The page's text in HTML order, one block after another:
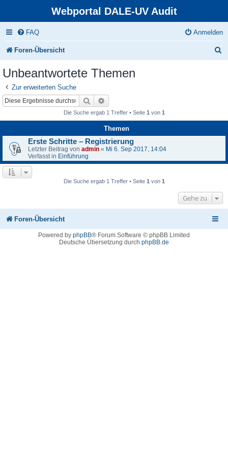
Webportal DALE-UV Audit
FAQ Anmelden
Foren-Übersicht
Unbeantwortete Themen
Zur erweiterten Suche
Suche
Die Suche ergab 1 Treffer • Seite 1 von 1
Themen
Erste Schritte – Registrierung
Letzter Beitrag von admin « Mi 6. Sep 2017, 14:04
Verfasst in Einführung
Die Suche ergab 1 Treffer • Seite 1 von 1
Gehe zu
Foren-Übersicht
Powered by phpBB® Forum Software © phpBB Limited
Deutsche Übersetzung durch phpBB.de